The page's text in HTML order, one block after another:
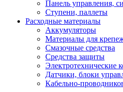
Панель управления,
Ступени, паллеты
Расходные материалы
Аккумуляторы
Материалы для
Смазочные средства
Средства защиты
Электротехнические
Датчики, блоки
Кабельно-